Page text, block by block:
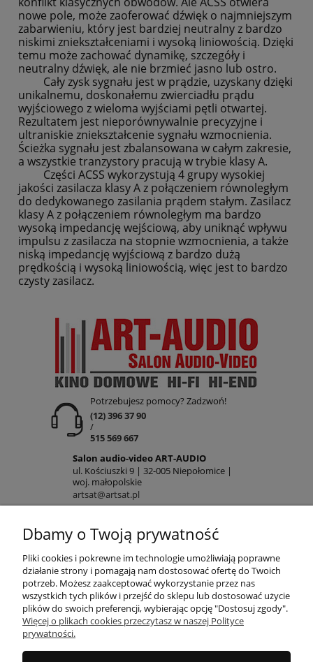
nowe pole, może zaoferować dźwięk o najmniejszym
zabarwieniu, który jest bardziej neutralny z bardzo
niskimi zniekształceniami i wysoką liniowością. Dzięki
temu może zachować dynamikę, szczegóły i
neutralny dźwięk, ale nie brzmieć jasno lub ostro.
Cały zysk sygnału jest w prądzie, uzyskany dzięki
unikalnemu, doskonałemu zwierciadłu prądu
wyjściowego z wieloma wyjściami pętli otwartej.
Rezultatem jest nieporównywalnie precyzyjne i
ultraniskie zniekształcenie sygnału wzmocnienia.
Ścieżka sygnału jest zbalansowana w całym zakresie,
a wszystkie tranzystory pracują w trybie klasy A.
Części ACSS wykorzystują 4 grupy wysokiej
jakości zasilacza klasy A z połączeniem równoległym
do dedykowanego zasilania prądem stałym. Zasilacz
klasy A z połączeniem równoległym ma bardzo
wysoką impedancję wejściową, aby uniknąć wpływu
impulsu z zasilacza na stopnie wzmocnienia, a także
niską impedancję wyjściową z bardzo dużą
prędkością i wysoką liniowością, więc jest to bardzo
czysty zasilacz.
Potrzebujesz pomocy? Zadzwoń!
(12) 396 37 90
/
515 569 667
Salon audio-video ART-AUDIO
ul. Kościuszki 9 | 32-005 Niepołomice |
woj. małopolskie
artsat@artsat.pl
NIP: 6782225502 | REGON: 120645712
POMOC
MOJE KONTO
PŁATNOŚCI
Dbamy o Twoją prywatność
Pliki cookies i pokrewne im technologie umożliwiają poprawne
działanie strony i pomagają nam dostosować ofertę do Twoich
potrzeb. Możesz zaakceptować wykorzystanie przez nas
wszystkich tych plików i przejść do sklepu lub dostosować użycie
plików do swoich preferencji, wybierając opcję "Dostosuj zgody".
Więcej o plikach cookies przeczytasz w naszej Polityce
prywatności.